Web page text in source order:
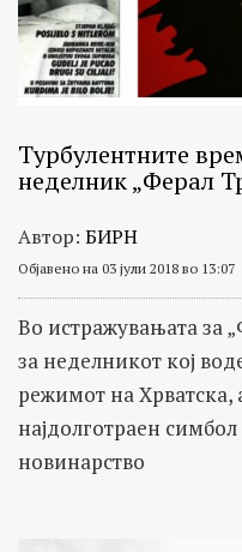
на
теми
како
на
институции,
мито,
корупција
и
криминал,
и
следење
Турбулентните
неделник „Ферал
Автор: БИРН
Објавено на 03 јули 2018 во 13:07
Во истражувањата за
за неделникот кој
режимот на Хрватска,
најдолготраен
новинарство